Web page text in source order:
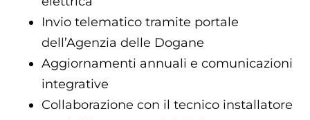
Invio telematico tramite portale
dell’Agenzia delle Dogane
Aggiornamenti annuali e comunicazioni
integrative
Collaborazione con il tecnico installatore